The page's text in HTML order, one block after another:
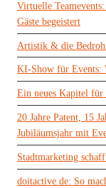
Virtuelle
Gäste begeistert
Artistik & die
KI-Show für Events:
Ein neues Kapitel für
20 Jahre Patent, 15
Jubiläumsjahr mit
Stadtmarketing
doitactive.de: So